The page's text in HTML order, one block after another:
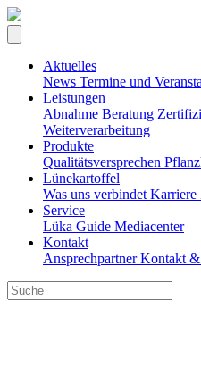
Aktuelles
News Termine und
Leistungen
Abnahme Beratung
Weiterverarbeitung
Produkte
Qualitätsversprechen
Lünekartoffel
Was uns verbindet Karriere
Service
Lüka Guide Mediacenter
Kontakt
AnsprechpartnerKontakt